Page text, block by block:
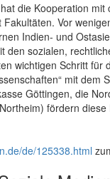
die Kooperation
Vor
Indien- und
sozialen,
wichtigen Schritt
mit
Göttingen, die
fördern
de/125338.html